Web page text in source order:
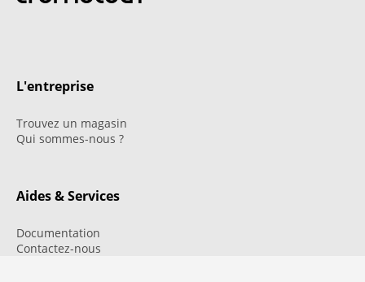
L'entreprise
Trouvez un magasin
Qui sommes-nous ?
Aides & Services
Documentation
Contactez-nous